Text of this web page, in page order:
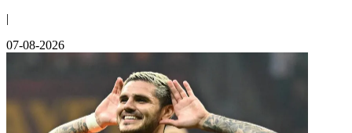
|
07-08-2026